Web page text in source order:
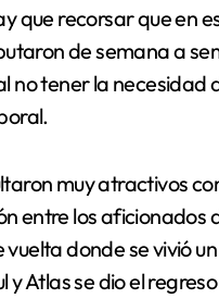
que recorsar que en
de semana a
no tener la necesidad
muy atractivos
entre los aficionados
donde se vivió
Atlas se dio el